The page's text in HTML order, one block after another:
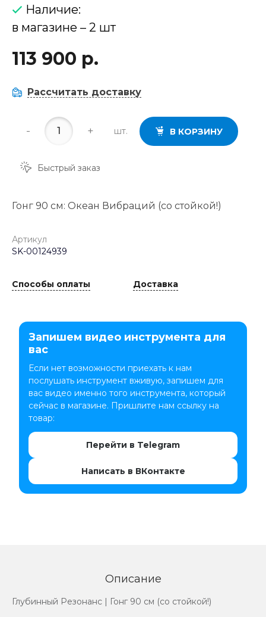
Наличие:
в магазине – 2 шт
113 900 р.
Рассчитать доставку
- + шт. В КОРЗИНУ
Быстрый заказ
Гонг 90 см: Океан Вибраций (со стойкой!)
Артикул
SK-00124939
Способы оплаты Доставка
Запишем видео инструмента для
вас
Если нет возможности приехать к нам
послушать инструмент вживую, запишем для
вас видео именно того инструмента, который
сейчас в магазине. Пришлите нам ссылку на
товар:
Перейти в Telegram
Написать в ВКонтакте
Описание
Глубинный Резонанс | Гонг 90 см (со стойкой!)